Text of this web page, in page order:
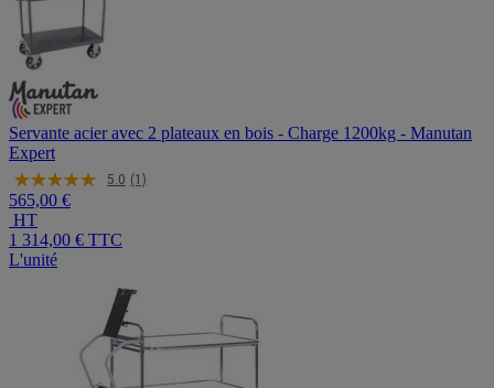
Servante acier avec 2 plateaux en bois - Charge 1200kg - Manutan
Expert
5.0 (1)
565,00 €
HT
1 314,00 € TTC
L'unité